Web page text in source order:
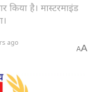
किया है। मास्टरमाइंड
ago
AA